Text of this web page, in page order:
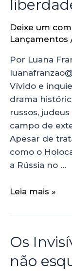
Deixe um
Lançamentos
Por Luana
Vívido e
drama
russos,
campo de
Apesar de
como o
a Rússia no …
Leia mais »
Os
não